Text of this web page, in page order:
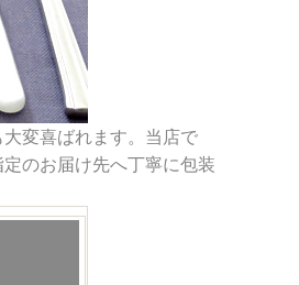
変喜ばれます。当店で
のお届け先へ丁寧に包装